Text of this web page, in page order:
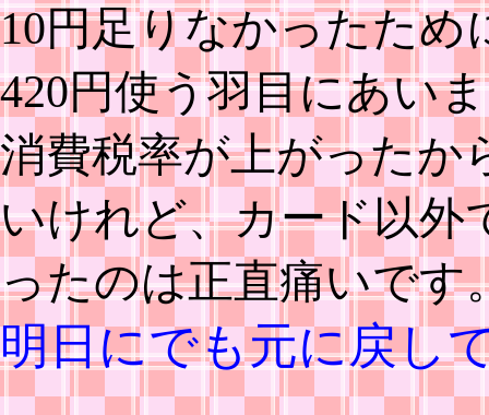
10円足りなかったため
420円使う羽目にあい
消費税率が上がったか
いけれど、カード以外
ったのは正直痛いです
明日にでも元に戻し